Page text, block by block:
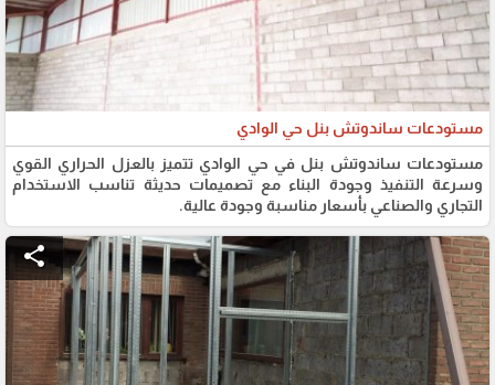
مستودعات ساندوتش بنل حي الوادي
مستودعات ساندوتش بنل في حي الوادي تتميز بالعزل الحراري القوي
وسرعة التنفيذ وجودة البناء مع تصميمات حديثة تناسب الاستخدام
التجاري والصناعي بأسعار مناسبة وجودة عالية.
share